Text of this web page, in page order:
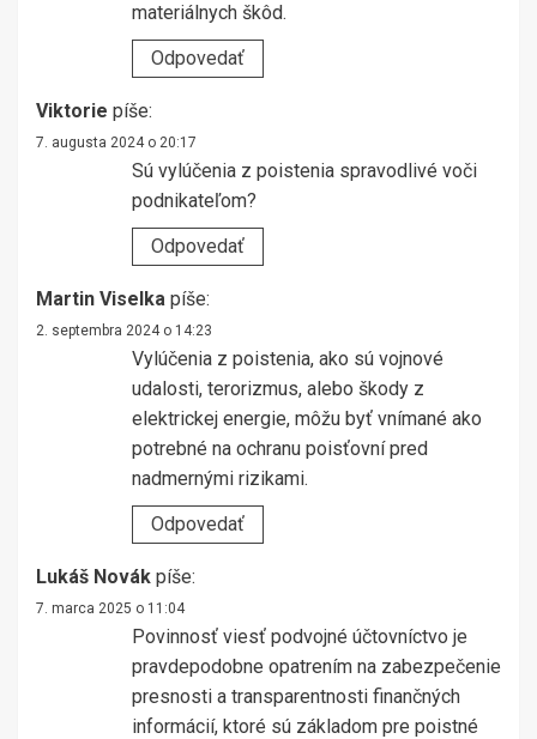
materiálnych škôd.
Odpovedať
Viktorie píše:
7. augusta 2024 o 20:17
Sú vylúčenia z poistenia spravodlivé voči
podnikateľom?
Odpovedať
Martin Viselka píše:
2. septembra 2024 o 14:23
Vylúčenia z poistenia, ako sú vojnové
udalosti, terorizmus, alebo škody z
elektrickej energie, môžu byť vnímané ako
potrebné na ochranu poisťovní pred
nadmernými rizikami.
Odpovedať
Lukáš Novák píše:
7. marca 2025 o 11:04
Povinnosť viesť podvojné účtovníctvo je
pravdepodobne opatrením na zabezpečenie
presnosti a transparentnosti finančných
informácií, ktoré sú základom pre poistné